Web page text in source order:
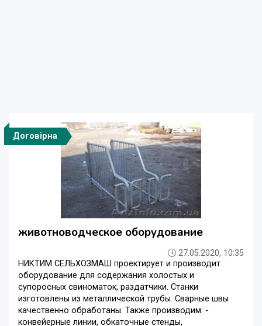
Договірна
животноводческое оборудование
27.05.2020, 10:35
НИКТИМ СЕЛЬХОЗМАШ проектирует и производит
оборудование для содержания холостых и
супоросных свиноматок, раздатчики. Станки
изготовлены из металлической трубы. Сварные швы
качественно обработаны. Также производим: -
конвейерные линии, обкаточные стенды,